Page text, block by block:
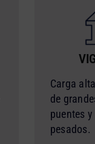
Carga
de
puentes
pesados.